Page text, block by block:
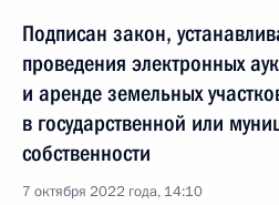
Подписан закон,
проведения электронных
и аренде земельных
в государственной или
собственности
7 октября 2022 года, 14:10